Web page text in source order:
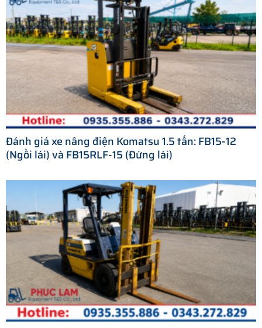
Đánh giá xe nâng điện Komatsu 1.5 tấn: FB15-12
(Ngồi lái) và FB15RLF-15 (Đứng lái)